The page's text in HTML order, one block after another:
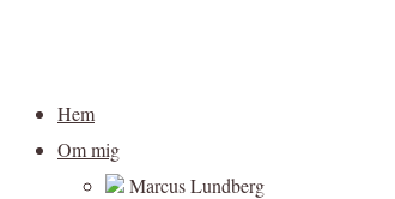
Hem
Om mig
Marcus Lundberg